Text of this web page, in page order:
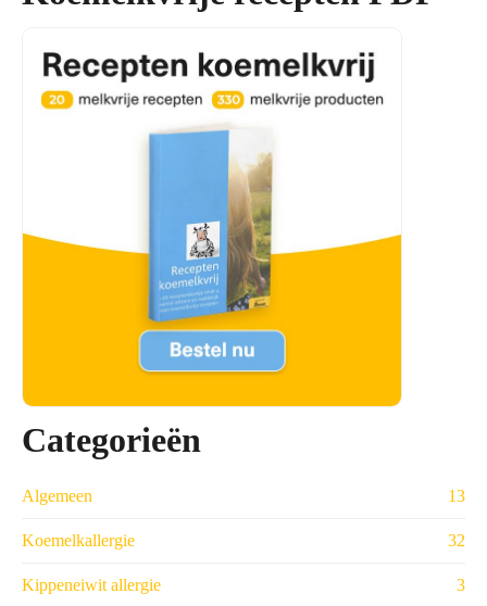
Categorieën
Algemeen 13
Koemelkallergie 32
Kippeneiwit allergie 3